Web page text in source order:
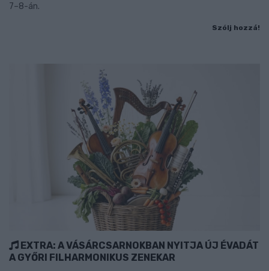
7–8-án.
Szólj hozzá!
EXTRA: A VÁSÁRCSARNOKBAN NYITJA ÚJ ÉVADÁT
A GYŐRI FILHARMONIKUS ZENEKAR